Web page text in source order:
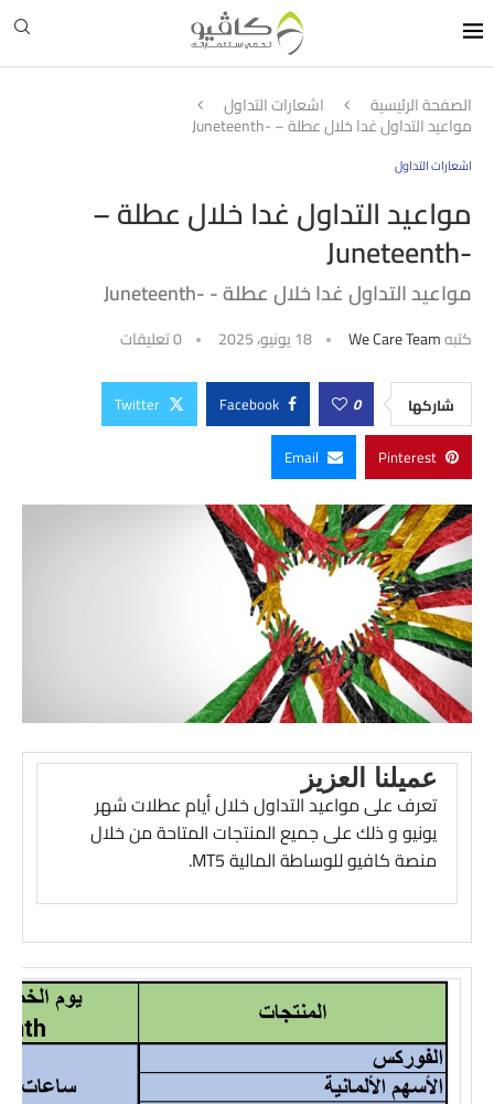
الصفحة الرئيسية اشعارات التداول
مواعيد التداول غدا خلال عطلة – Juneteenth-‎
اشعارات التداول
مواعيد التداول غدا خلال عطلة –
Juneteenth-‎
مواعيد التداول غدا خلال عطلة - Juneteenth-‎
كتبهWe Care Team 18 يونيو، 2025 0 تعليقات
شاركها 0
Facebook
Twitter
Pinterest
Email
عميلنا العزيز
تعرف على مواعيد التداول خلال أيام عطلات شهر
يونيو و ذلك على جميع المنتجات المتاحة من خلال
منصة كافيو للوساطة المالية MT5.